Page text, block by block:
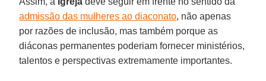
admissão das mulheres ao diaconato, não apenas
por razões de inclusão, mas também porque as
diáconas permanentes poderiam fornecer ministérios,
talentos e perspectivas extremamente importantes.